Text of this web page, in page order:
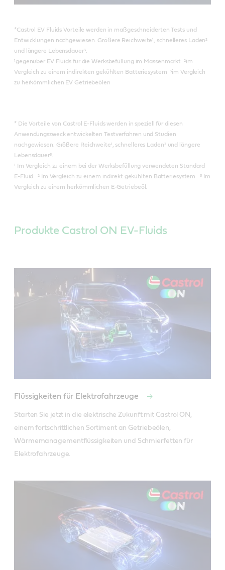
*Castrol EV Fluids Vorteile werden in maßgeschneiderten Tests und
Entwicklungen nachgewiesen. Größere Reichweite¹, schnelleres Laden²
und längere Lebensdauer³.
¹gegenüber EV Fluids für die Werksbefüllung im Massenmarkt ²im
Vergleich zu einem indirekten gekühlten Batteriesystem ³im Vergleich
zu herkömmlichen EV Getriebeölen
* Die Vorteile von Castrol E-Fluids werden in speziell für diesen
Anwendungszweck entwickelten Testverfahren und Studien
nachgewiesen. Größere Reichweite¹, schnelleres Laden² und längere
Lebensdauer³.
¹ Im Vergleich zu einem bei der Werksbefüllung verwendeten Standard
E-Fluid. ² Im Vergleich zu einem indirekt gekühlten Batteriesystem. ³ Im
Vergleich zu einem herkömmlichen E-Getriebeöl.
Produkte Castrol ON EV-Fluids
Flüssigkeiten für Elektrofahrzeuge
Starten Sie jetzt in die elektrische Zukunft mit Castrol ON,
einem fortschrittlichen Sortiment an Getriebeölen,
Wärmemanagementflüssigkeiten und Schmierfetten für
Elektrofahrzeuge.